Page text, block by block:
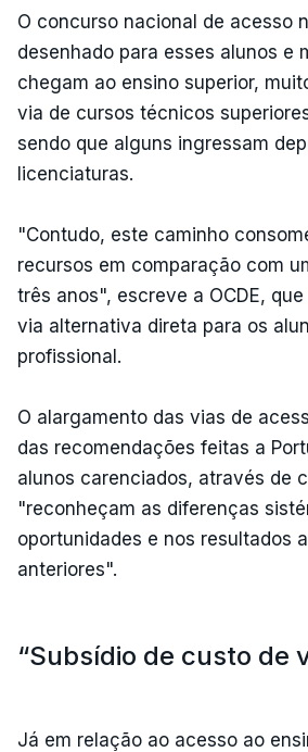
O concurso nacional de acesso
desenhado para esses alunos e
chegam ao ensino superior,
via de cursos técnicos
sendo que alguns ingressam
licenciaturas.
"Contudo, este caminho
recursos em comparação com
três anos", escreve a OCDE,
via alternativa direta para os
profissional.
O alargamento das vias de
das recomendações feitas a
alunos carenciados, através de
"reconheçam as diferenças
oportunidades e nos resultados
anteriores".
“Subsídio de custo de
Já em relação ao acesso ao